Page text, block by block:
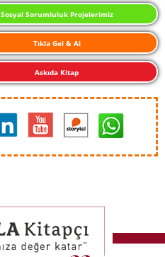
Sosyal Sorumluluk Projelerimiz
Tıkla Gel & Al
Askıda Kitap